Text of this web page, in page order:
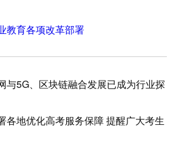
教育各项改革部署
与5G、区块链融合发展已成为行业探
各地优化高考服务保障 提醒广大考生